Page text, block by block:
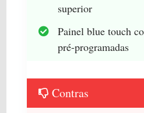
superior
Painel blue touch
pré-programadas
Contras